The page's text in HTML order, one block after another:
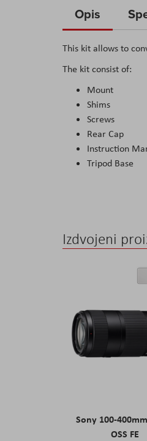
the
of
the
images
gallery
Opis
This kit allows to
The kit consist of:
Mount
Shims
Screws
Rear Cap
Instruction
Tripod Base
Izdvojeni
Sony 100-
OSS FE